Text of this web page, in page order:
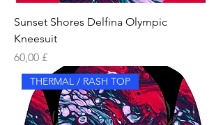
Sunset Shores Delfina Olympic
Kneesuit
Price
60,00 £
THERMAL / RASH TOP